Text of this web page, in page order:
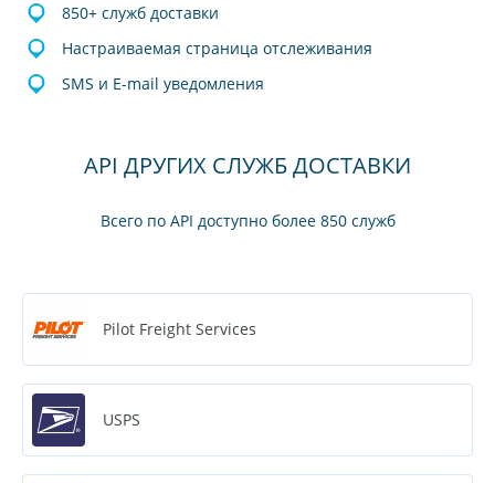
850+ служб доставки
Настраиваемая страница отслеживания
SMS и E-mail уведомления
API ДРУГИХ СЛУЖБ ДОСТАВКИ
Всего по API доступно более 850 служб
Pilot Freight Services
USPS